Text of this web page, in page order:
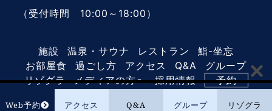
Web予約 アクセス Q&A グループ リゾグラ
（受付時間 10:00～18:00）
施設 温泉・サウナ レストラン
鮨-坐忘
お部屋食
過ごし方 アクセス Q&A
グループ
リゾグラ
メディアの方へ 採用情報 予約